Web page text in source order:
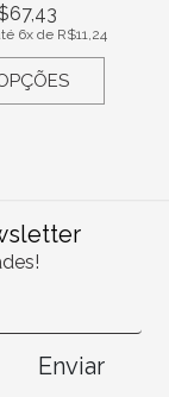
67,43
6x de R$11,24
Enviar